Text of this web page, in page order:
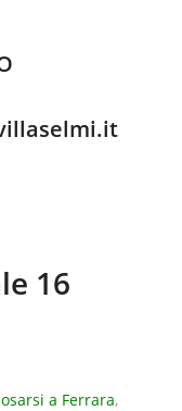
16
a Ferrara,